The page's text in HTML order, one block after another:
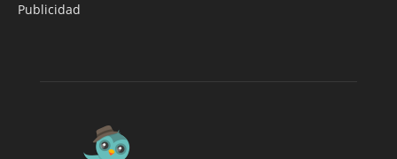
Publicidad